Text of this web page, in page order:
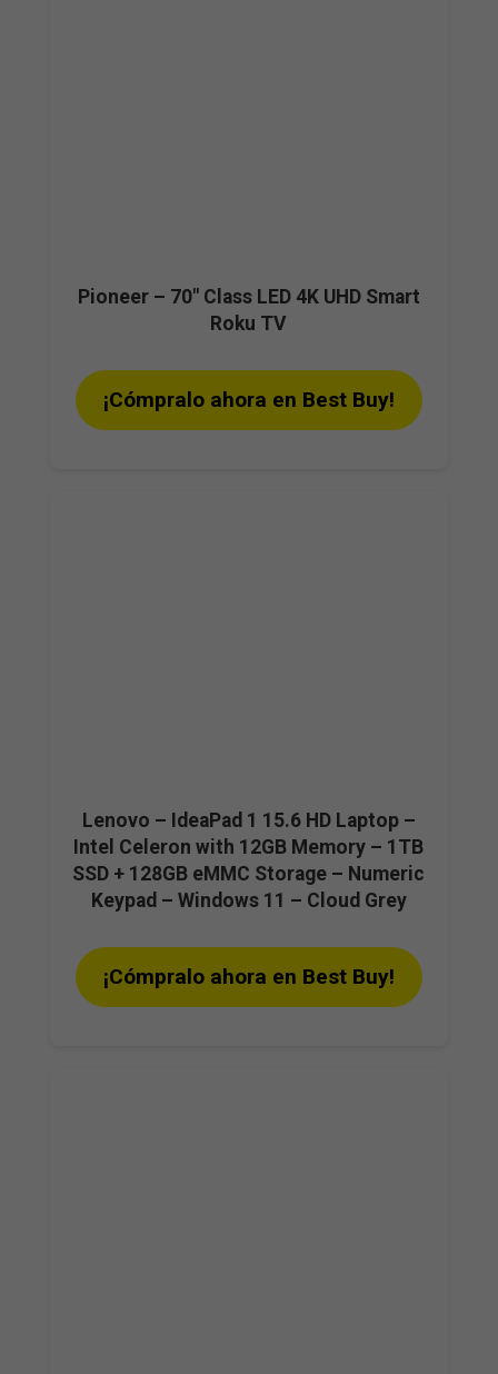
Pioneer – 70″ Class LED 4K UHD Smart
Roku TV
¡Cómpralo ahora en Best Buy!
Lenovo – IdeaPad 1 15.6 HD Laptop –
Intel Celeron with 12GB Memory – 1TB
SSD + 128GB eMMC Storage – Numeric
Keypad – Windows 11 – Cloud Grey
¡Cómpralo ahora en Best Buy!